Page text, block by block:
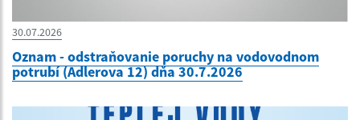
30.07.2026
Oznam - odstraňovanie poruchy na vodovodnom
potrubí (Adlerova 12) dňa 30.7.2026